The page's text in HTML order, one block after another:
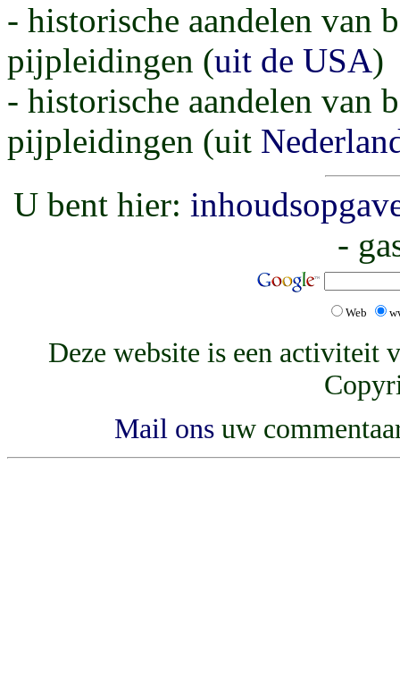
- historische aandelen van
pijpleidingen (uit de USA)
- historische aandelen van
pijpleidingen (uit
U bent hier:
-
Web
Deze website is een activiteit
Mail ons uw